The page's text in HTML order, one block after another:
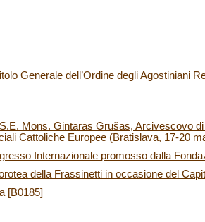
Generale dell’Ordine degli Agostiniani
Mons. Gintaras Grušas, Arcivescovo
Cattoliche Europee (Bratislava, 17-20
Internazionale promosso dalla
della Frassinetti in occasione del
[B0185]